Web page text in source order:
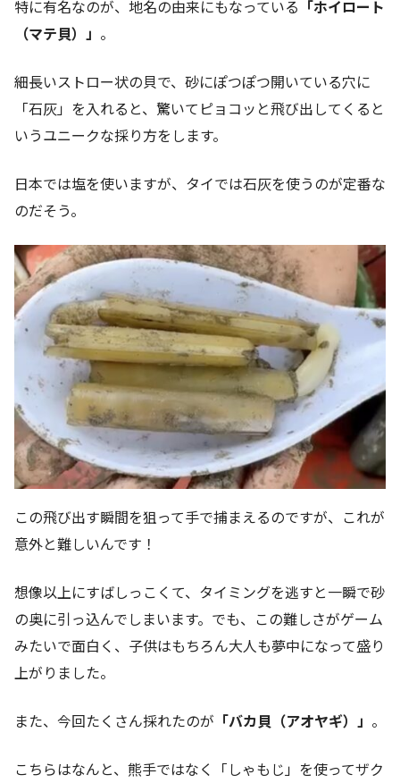
特に有名なのが、地名の由来にもなっている 「ホイロート
（マテ貝）」 。
細長いストロー状の貝で、砂にぽつぽつ開いている穴に
「石灰」を入れると、驚いてピョコッと飛び出してくると
いうユニークな採り方をします。
日本では塩を使いますが、タイでは石灰を使うのが定番な
のだそう。
この飛び出す瞬間を狙って手で捕まえるのですが、これが
意外と難しいんです！
想像以上にすばしっこくて、タイミングを逃すと一瞬で砂
の奥に引っ込んでしまいます。でも、この難しさがゲーム
みたいで面白く、子供はもちろん大人も夢中になって盛り
上がりました。
また、今回たくさん採れたのが 「バカ貝（アオヤギ）」 。
こちらはなんと、熊手ではなく「しゃもじ」を使ってザク